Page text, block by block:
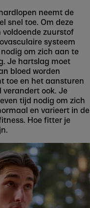
neemt de
snel toe. Om deze
voldoende zuurstof
systeem
om zich aan te
Je hartslag moet
bloed worden
toe en het aansturen
verandert ook. Je
tijd nodig om zich
en varieert in de
Hoe fitter je